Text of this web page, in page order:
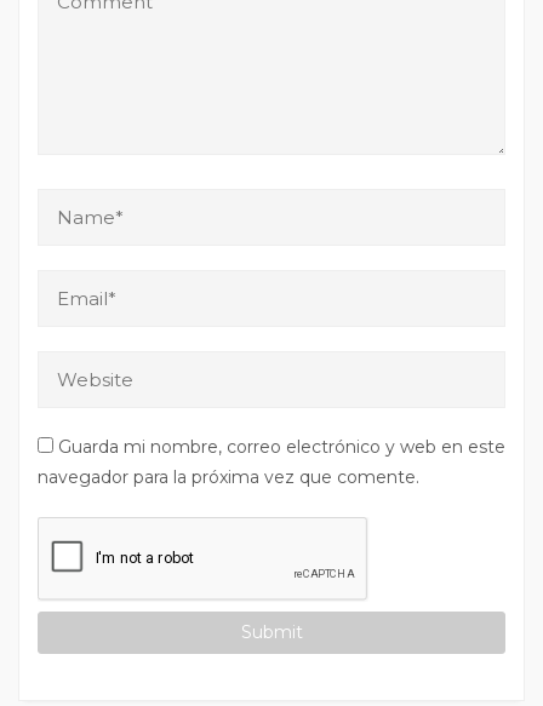
Guarda mi nombre, correo electrónico y web en este
navegador para la próxima vez que comente.